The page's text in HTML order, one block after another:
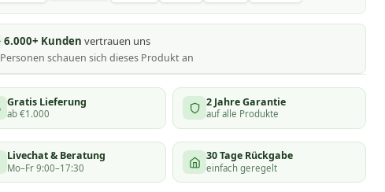
6.000+ Kunden vertrauen uns
Personen schauen sich dieses Produkt an
Gratis Lieferung
ab €1.000
2 Jahre Garantie
auf alle Produkte
Livechat & Beratung
Mo–Fr 9:00–17:30
30 Tage Rückgabe
einfach geregelt